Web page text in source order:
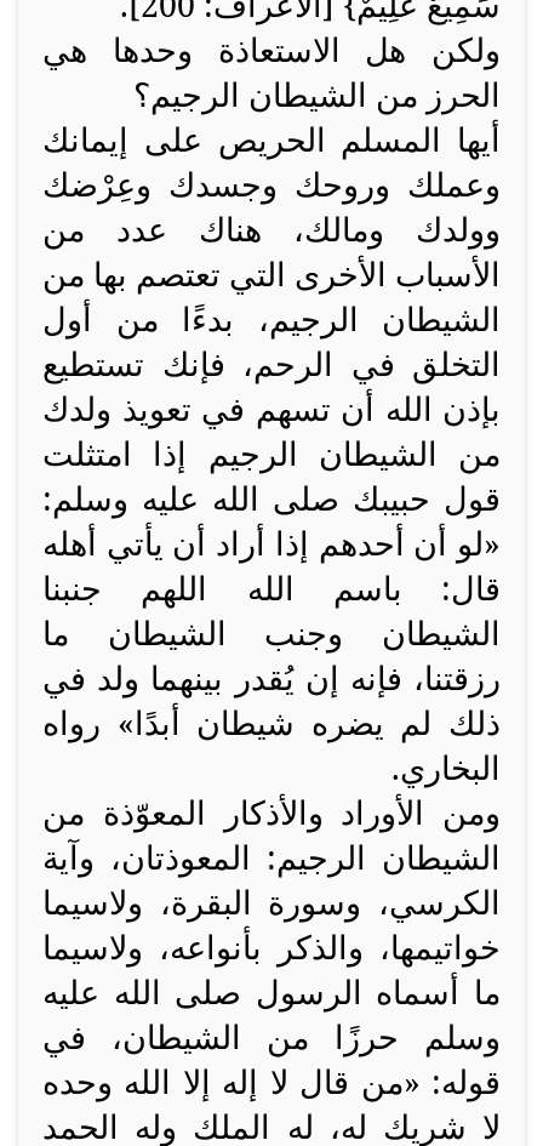
ولكن هل الاستعاذة وحدها هي
الحرز من الشيطان الرجيم؟
أيها المسلم الحريص على إيمانك
وعملك وروحك وجسدك وعِرْضك
وولدك ومالك، هناك عدد من
الأسباب الأخرى التي تعتصم بها من
الشيطان الرجيم، بدءًا من أول
التخلق في الرحم، فإنك تستطيع
بإذن الله أن تسهم في تعويذ ولدك
من الشيطان الرجيم إذا امتثلت
قول حبيبك صلى الله عليه وسلم:
«لو أن أحدهم إذا أراد أن يأتي أهله
قال: باسم الله اللهم جنبنا
الشيطان وجنب الشيطان ما
رزقتنا، فإنه إن يُقدر بينهما ولد في
ذلك لم يضره شيطان أبدًا» رواه
البخاري.
ومن الأوراد والأذكار المعوّذة من
الشيطان الرجيم: المعوذتان، وآية
الكرسي، وسورة البقرة، ولاسيما
خواتيمها، والذكر بأنواعه، ولاسيما
ما أسماه الرسول صلى الله عليه
وسلم حرزًا من الشيطان، في
قوله: «من قال لا إله إلا الله وحده
لا شريك له، له الملك وله الحمد